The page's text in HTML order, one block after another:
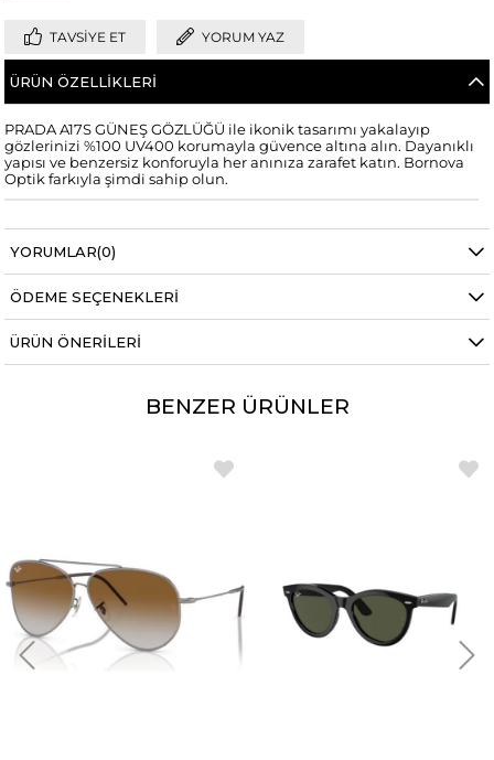
TAVSIYE ET YORUM YAZ
ÜRÜN ÖZELLIKLERI
PRADA A17S GÜNEŞ GÖZLÜĞÜ ile ikonik tasarımı yakalayıp
gözlerinizi %100 UV400 korumayla güvence altına alın. Dayanıklı
yapısı ve benzersiz konforuyla her anınıza zarafet katın. Bornova
Optik farkıyla şimdi sahip olun.
YORUMLAR(0)
ÖDEME SEÇENEKLERI
ÜRÜN ÖNERILERI
BENZER ÜRÜNLER